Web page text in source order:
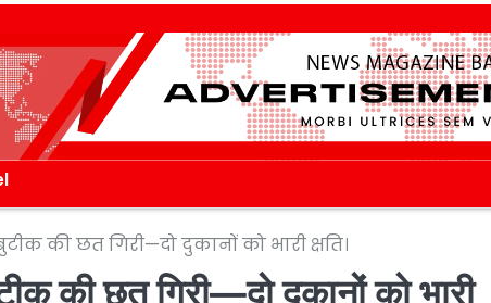
की छत गिरी—दो दुकानों को भारी क्षति।
की छत गिरी—दो दुकानों को भारी